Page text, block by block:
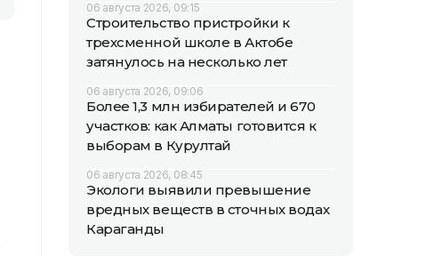
06 августа 2026, 09:15
Строительство пристройки к
трехсменной школе в Актобе
затянулось на несколько лет
06 августа 2026, 09:06
Более 1,3 млн избирателей и 670
участков: как Алматы готовится к
выборам в Курултай
06 августа 2026, 08:45
Экологи выявили превышение
вредных веществ в сточных водах
Караганды